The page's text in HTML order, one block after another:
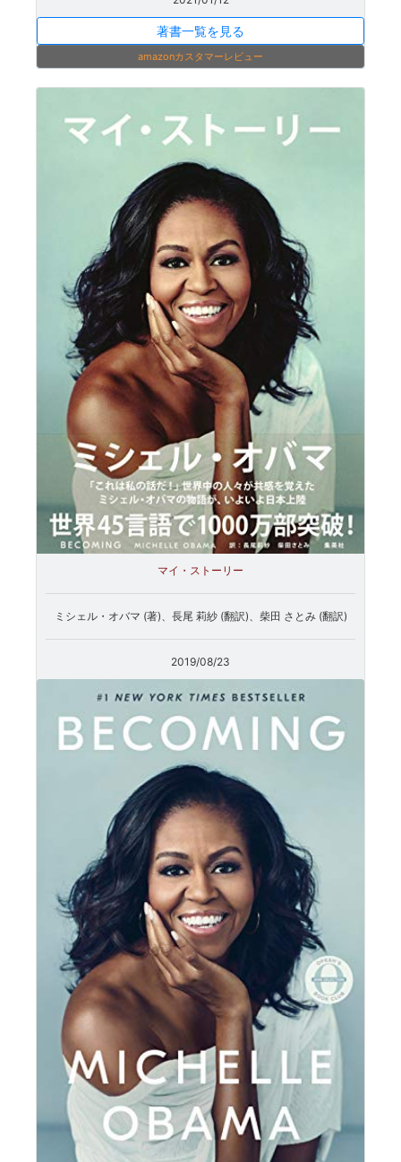
著書一覧を見る
amazonカスタマーレビュー
マイ・ストーリー
ミシェル・オバマ (著)、長尾 莉紗 (翻訳)、柴田 さとみ (翻訳)
2019/08/23